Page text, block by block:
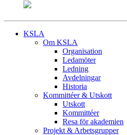
KSLA
Om KSLA
Organisation
Ledamöter
Ledning
Avdelningar
Historia
Kommittéer & Utskott
Utskott
Kommittéer
Resa för akademien
Projekt & Arbetsgrupper